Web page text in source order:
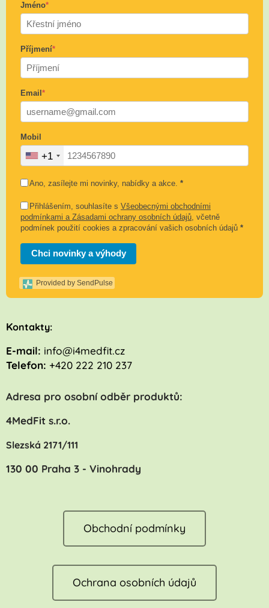
Jméno*
Příjmení*
Email *
Mobil
+1
Ano, zasílejte mi novinky, nabídky a akce. *
Přihlášením, souhlasíte s Všeobecnými obchodními
podmínkami a Zásadami ochrany osobních údajů, včetně
podmínek použití cookies a zpracování vašich osobních údajů *
Chci novinky a výhody
Provided by SendPulse
Kontakty:
E-mail: info@i4medfit.cz
Telefon: +420 222 210 237
Adresa pro osobní odběr produktů:
4MedFit s.r.o.
Slezská 2171/111
130 00 Praha 3 - Vinohrady
Obchodní podmínky
Ochrana osobních údajů